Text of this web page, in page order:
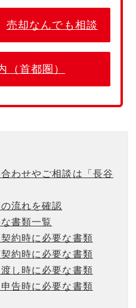
売却なんでも相談
（首都圏）
わせやご相談は「長谷
流れを確認
書類一覧
約時に必要な書類
約時に必要な書類
し時に必要な書類
告時に必要な書類